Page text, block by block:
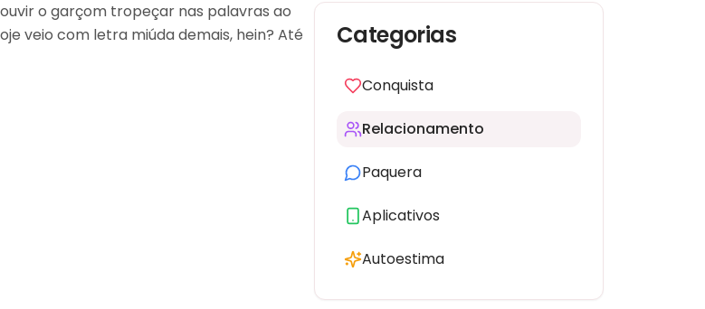
o garçom tropeçar nas palavras ao
veio com letra miúda demais, hein? Até
Categorias
Conquista
Relacionamento
Paquera
Aplicativos
Autoestima